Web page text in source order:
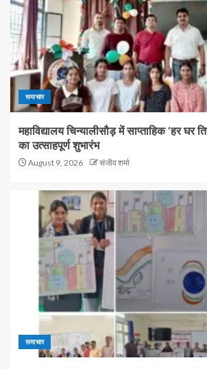
समाचार
महाविद्यालय चिन्यालीसौड़ में साप्ताहिक ‘हर घर
का उत्साहपूर्ण शुभारंभ
August 9, 2026 संजीव शर्मा
समाचार